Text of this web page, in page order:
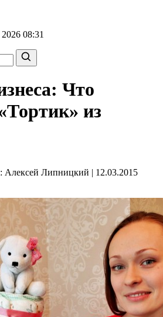
2026 08:31
Что
из
Липницкий | 12.03.2015